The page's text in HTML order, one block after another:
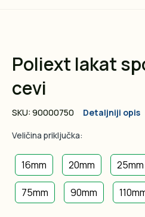
Poliext lakat
cevi
SKU: 90000750 Detaljniji opis
Veličina priključka:
16mm 20mm 25mm
75mm 90mm